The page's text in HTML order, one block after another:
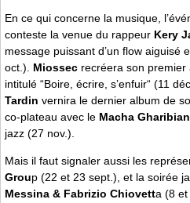
En ce qui concerne la musique,
conteste la venue du rappeur Kery
message puissant d’un flow aiguisé
oct.). Miossec recréera son
intitulé “Boire, écrire, s’enfuir“ (11
Tardin vernira le dernier album de
co-plateau avec le Macha
jazz (27 nov.).
Mais il faut signaler aussi les
Group (22 et 23 sept.), et la soirée
Messina & Fabrizio Chiovetta (8 et